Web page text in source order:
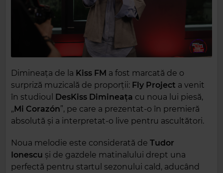
Dimineața de la Kiss FM a fost marcată de o
surpriză muzicală de proporții: Fly Project a venit
în studioul
DesKiss Dimineața cu noua lui piesă,
„ Mi Corazón”, pe care a prezentat-o în premieră
absolută și a interpretat-o live pentru ascultători.
Noua melodie este considerată de Tudor
Ionescu și de gazdele matinalului drept una
perfectă pentru startul sezonului cald, aducând